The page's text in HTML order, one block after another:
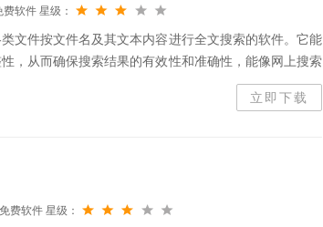
费软件 星级：
文件按文件名及其文本内容进行全文搜索的软件。它能
，从而确保搜索结果的有效性和准确性，能像网上搜索
脑磁盘的海量文件中查找信息的必备搜索工具。搜乐桌
立即下载
费软件 星级：